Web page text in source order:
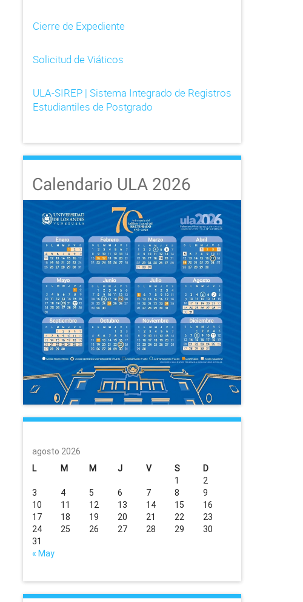
Cierre de Expediente
Solicitud de Viáticos
ULA-SIREP | Sistema Integrado de Registros
Estudiantiles de Postgrado
Calendario ULA 2026
agosto 2026
L
M M J V S D
« May
1
2
3
4 5 6 7 8
9
10
11 12 13 14 15
16
17
18 19 20 21 22
23
24
25 26 27 28 29
30
31